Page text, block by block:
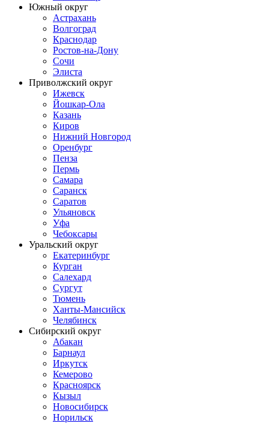
Южный округ
Астрахань
Волгоград
Краснодар
Ростов-на-Дону
Сочи
Элиста
Приволжский округ
Ижевск
Йошкар-Ола
Казань
Киров
Нижний Новгород
Оренбург
Пенза
Пермь
Самара
Саранск
Саратов
Ульяновск
Уфа
Чебоксары
Уральский округ
Екатеринбург
Курган
Салехард
Сургут
Тюмень
Ханты-Мансийск
Челябинск
Сибирский округ
Абакан
Барнаул
Иркутск
Кемерово
Красноярск
Кызыл
Новосибирск
Норильск